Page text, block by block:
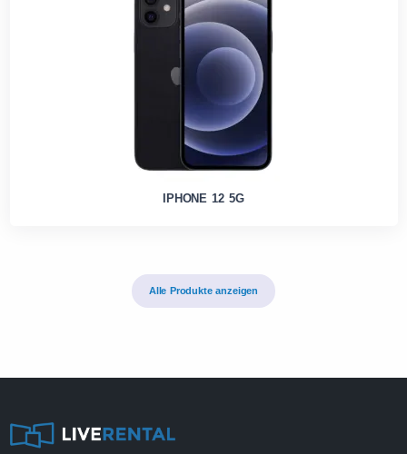
IPHONE 12 5G
Alle Produkte anzeigen